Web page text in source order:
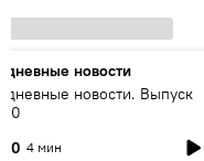
новости
новости. Выпуск
4 мин